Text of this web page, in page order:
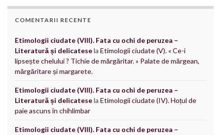
COMENTARII RECENTE
Etimologii ciudate (VIII). Fata cu ochi de peruzea –
Literatură și delicatesela Etimologii ciudate (V). « Ce-i
lipsește chelului ? Tichie de mărgăritar. » Palate de mărgean,
mărgăritare și margarete.
Etimologii ciudate (VIII). Fata cu ochi de peruzea –
Literatură și delicatesela Etimologii ciudate (IV). Hoțul de
paie ascuns în chihlimbar
Etimologii ciudate (VIII). Fata cu ochi de peruzea –